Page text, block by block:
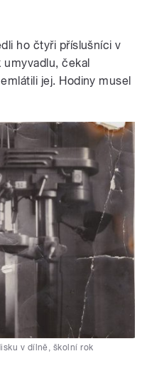
ho čtyři příslušníci v
čekal
jej. Hodiny musel
v dílně, školní rok